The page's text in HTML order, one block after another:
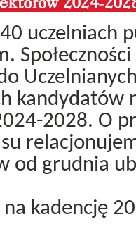
uczelniach
2028. O
od grudnia
kadencję